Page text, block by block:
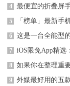
4 最便宜的折叠屏
5 「榜单」最新手
6 这是一台全能型
7 iOS限免App精选
8 如果你在整理重
9 外媒最好用的五